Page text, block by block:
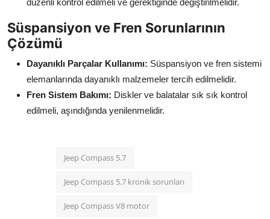
Süspansiyon ve Fren Sorunlarının
Çözümü
Dayanıklı Parçalar Kullanımı: Süspansiyon ve fren sistemi
elemanlarında dayanıklı malzemeler tercih edilmelidir.
Fren Sistem Bakımı: Diskler ve balatalar sık sık kontrol
edilmeli, aşındığında yenilenmelidir.
Jeep Compass 5.7
Jeep Compass 5.7 kronik sorunları
Jeep Compass V8 motor